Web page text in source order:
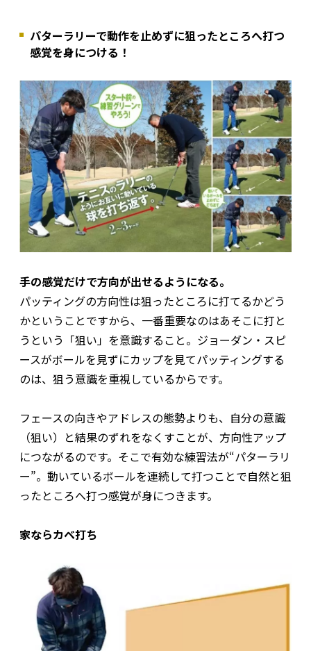
パターラリーで動作を止めずに狙ったところへ打つ
感覚を身につける！
手の感覚だけで方向が出せるようになる。
パッティングの方向性は狙ったところに打てるかどう
かということですから、一番重要なのはあそこに打と
うという「狙い」を意識すること。ジョーダン・スピ
ースがボールを見ずにカップを見てパッティングする
のは、狙う意識を重視しているからです。
フェースの向きやアドレスの態勢よりも、自分の意識
（狙い）と結果のずれをなくすことが、方向性アップ
につながるのです。そこで有効な練習法が“パターラリ
ー”。動いているボールを連続して打つことで自然と狙
ったところへ打つ感覚が身につきます。
家ならカベ打ち